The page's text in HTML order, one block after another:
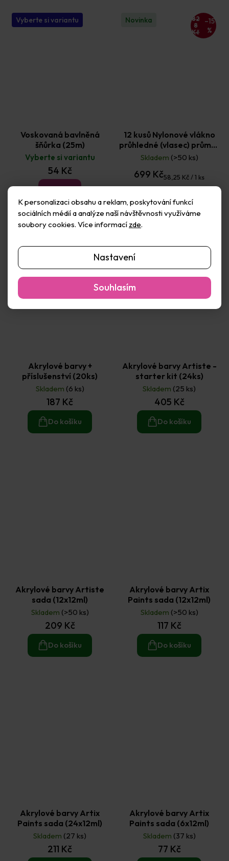
K personalizaci obsahu a reklam, poskytování funkcí
sociálních médií a analýze naší návštěvnosti využíváme
soubory cookies. Více informací zde.
Nastavení
Souhlasím
Vyberte si variantu
Voskovaná bavlněná
šňůrka (25m)
Vyberte si variantu
54 Kč
Novinka
82
8
Kč
–15
%
12 kusů Nylonové vlákno
průhledné (vlasec) průměr
0,45mm, nosnost 9kg
Skladem (>50 ks)
699 KčMěrná
58,25 Kč / 1 ks
Do košíku
Akrylové barvy +
příslušenství (20ks)
Skladem (6 ks)
187 Kč
Do košíku
Akrylové barvy Artiste -
starter kit (24ks)
Skladem (25 ks)
405 Kč
Do košíku
Akrylové barvy Artiste
sada (12x12ml)
Skladem (>50 ks)
209 Kč
Do košíku
Akrylové barvy Artix
Paints sada (12x12ml)
Skladem (>50 ks)
117 Kč
Do košíku
Akrylové barvy Artix
Paints sada (24x12ml)
Skladem (27 ks)
211 Kč
Akrylové barvy Artix
Paints sada (6x12ml)
Skladem (37 ks)
77 Kč